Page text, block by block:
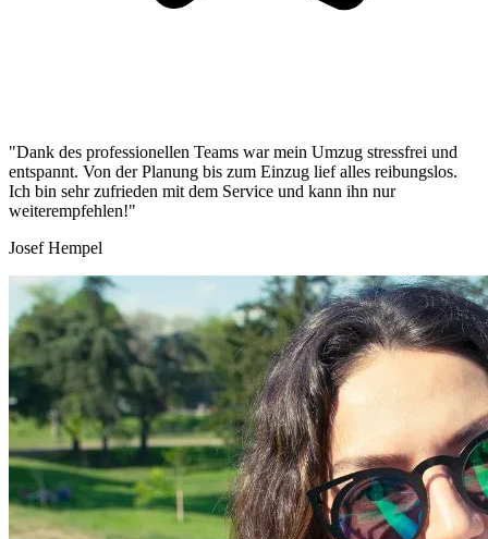
"Dank des professionellen Teams war mein Umzug stressfrei und
entspannt. Von der Planung bis zum Einzug lief alles reibungslos.
Ich bin sehr zufrieden mit dem Service und kann ihn nur
weiterempfehlen!"
Josef Hempel